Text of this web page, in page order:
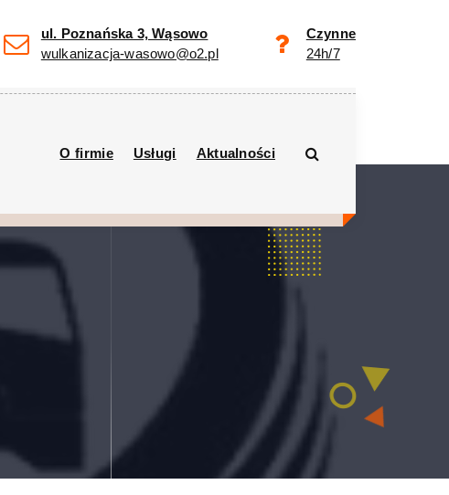
ul. Poznańska 3, Wąsowo
wulkanizacja-wasowo@o2.pl
Czynne
24h/7
O firmie Usługi Aktualności